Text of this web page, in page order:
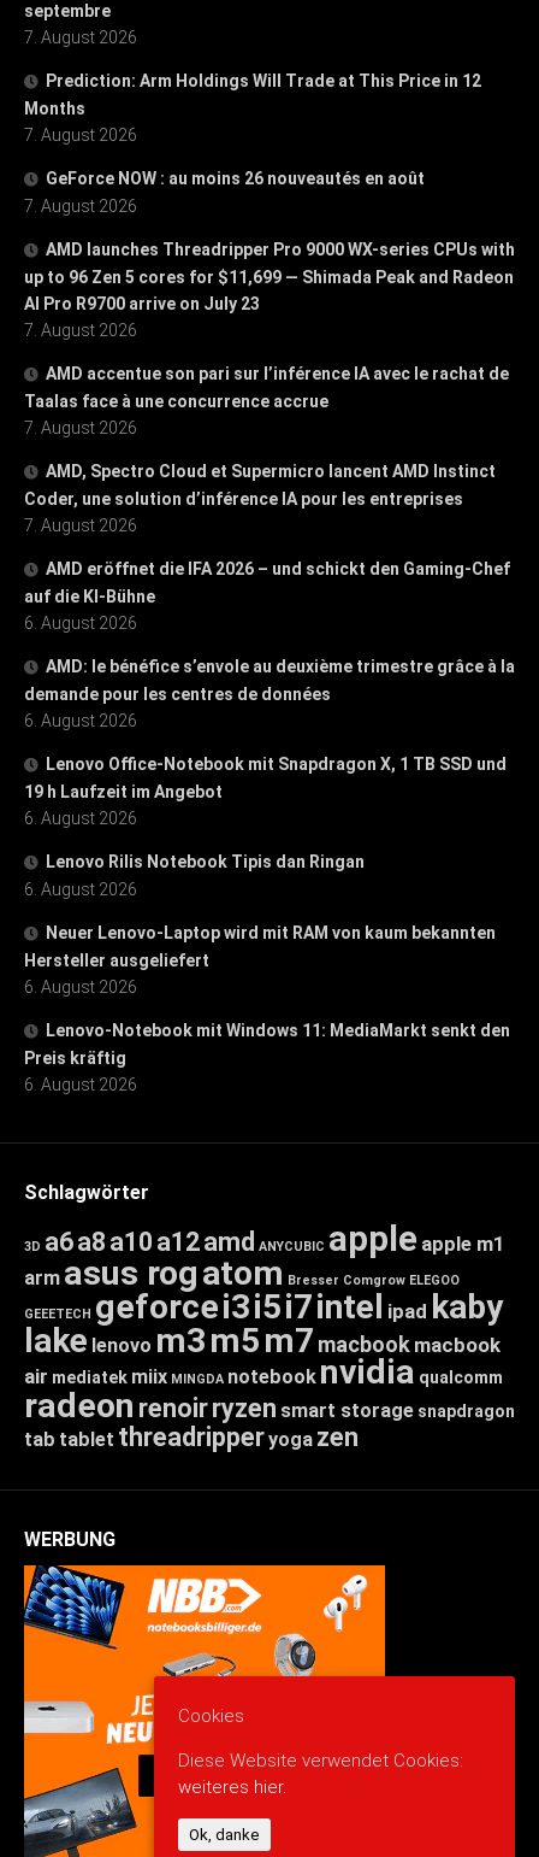
septembre
7. August 2026
Prediction: Arm Holdings Will Trade at This Price in 12
Months
7. August 2026
GeForce NOW : au moins 26 nouveautés en août
7. August 2026
AMD launches Threadripper Pro 9000 WX-series CPUs with
up to 96 Zen 5 cores for $11,699 — Shimada Peak and Radeon
AI Pro R9700 arrive on July 23
7. August 2026
AMD accentue son pari sur l’inférence IA avec le rachat de
Taalas face à une concurrence accrue
7. August 2026
AMD, Spectro Cloud et Supermicro lancent AMD Instinct
Coder, une solution d’inférence IA pour les entreprises
7. August 2026
AMD eröffnet die IFA 2026 – und schickt den Gaming-Chef
auf die KI-Bühne
6. August 2026
AMD: le bénéfice s’envole au deuxième trimestre grâce à la
demande pour les centres de données
6. August 2026
Lenovo Office-Notebook mit Snapdragon X, 1 TB SSD und
19 h Laufzeit im Angebot
6. August 2026
Lenovo Rilis Notebook Tipis dan Ringan
6. August 2026
Neuer Lenovo-Laptop wird mit RAM von kaum bekannten
Hersteller ausgeliefert
6. August 2026
Lenovo-Notebook mit Windows 11: MediaMarkt senkt den
Preis kräftig
6. August 2026
Schlagwörter
3D a6a8 a10 a12amd ANYCUBIC apple apple m1
arm asus rogatom Bresser Comgrow ELEGOO
GEEETECH geforcei3i5i7intel ipad kaby
lake lenovo m3m5m7 macbook macbook
air mediatek miix MINGDA notebook nvidia qualcomm
radeon renoirryzen smart storage snapdragon
tab tablet threadripperyoga zen
WERBUNG
Cookies
Diese Website verwendet Cookies:
weiteres hier.
Ok, danke